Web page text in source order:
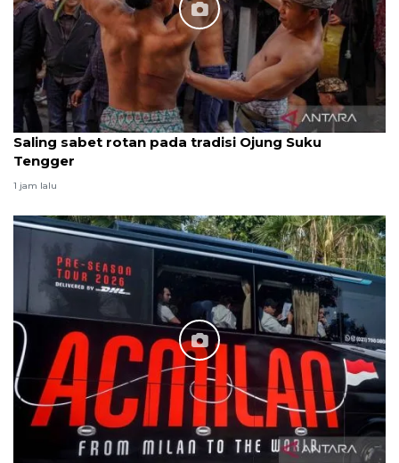
Saling sabet rotan pada tradisi Ojung Suku
Tengger
1 jam lalu